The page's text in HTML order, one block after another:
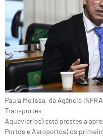
Paula Melissa, da Agência
Transportes
Aquaviários) está prestes a
Portos e Aeroportos) os